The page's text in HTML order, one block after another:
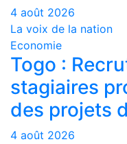
4 août 2026
La voix de la nation
Economie
Togo :
stagiaires
des projets
4 août 2026